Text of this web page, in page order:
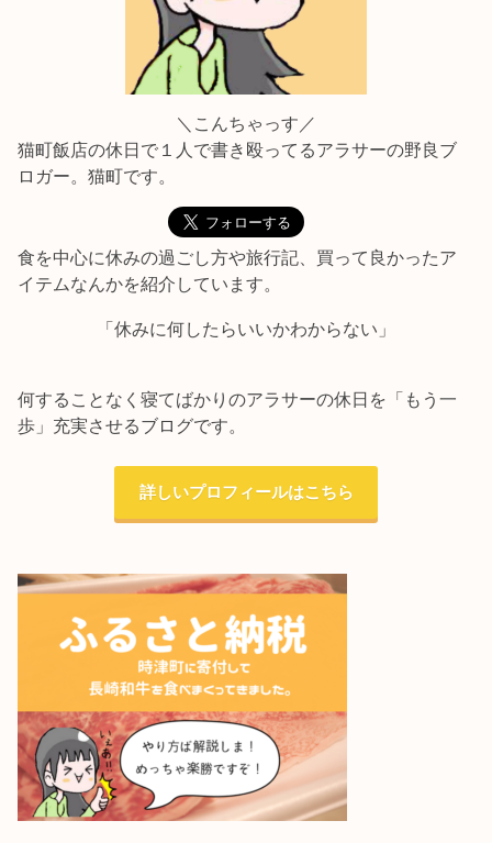
＼こんちゃっす／
猫町飯店の休日で１人で書き殴ってるアラサーの野良ブ
ロガー。猫町です。
食を中心に休みの過ごし方や旅行記、買って良かったア
イテムなんかを紹介しています。
「休みに何したらいいかわからない」
何することなく寝てばかりのアラサーの休日を「もう一
歩」充実させるブログです。
詳しいプロフィールはこちら